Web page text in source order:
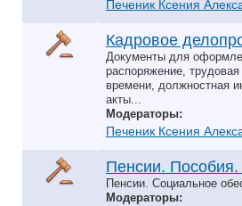
Печеник Ксения
Кадровое
Документы для
распоряжение,
времени, должностная
акты...
Модераторы:
Печеник Ксения
Пенсии. Пособия.
Пенсии. Социальное
Модераторы: